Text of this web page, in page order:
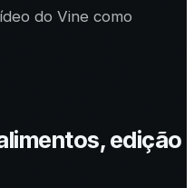
do Vine como
edição